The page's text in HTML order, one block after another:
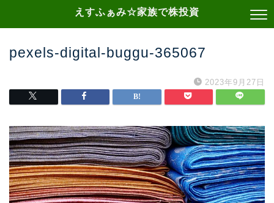
えすふぁみ☆家族で株投資
pexels-digital-buggu-365067
2023年9月27日